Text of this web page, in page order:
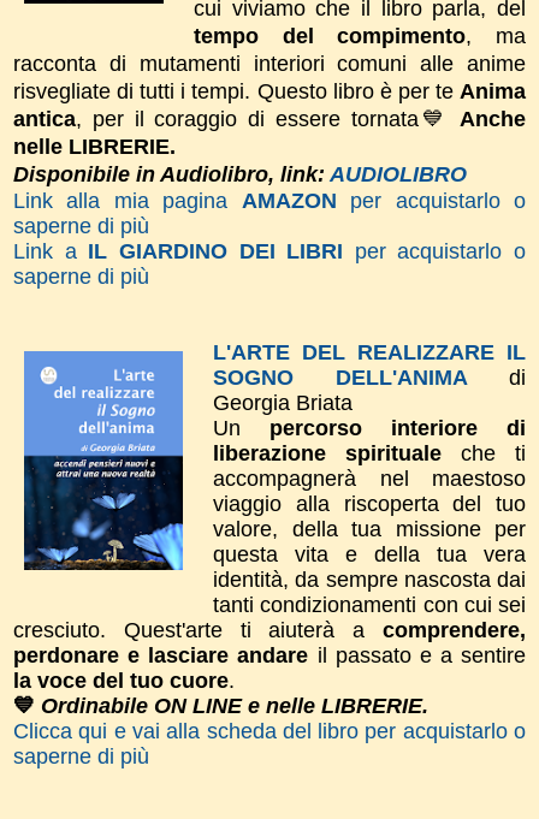
cui viviamo che il libro parla, del
tempo del compimento, ma
racconta di mutamenti interiori comuni alle anime
risvegliate di tutti i tempi. Questo libro è per te Anima
antica, per il coraggio di essere tornata💙 Anche
nelle LIBRERIE.
Disponibile in Audiolibro, link:AUDIOLIBRO
Link alla mia pagina AMAZON per acquistarlo o
saperne di più
Link a IL GIARDINO DEI LIBRI per acquistarlo o
saperne di più
L'ARTE DEL REALIZZARE IL
SOGNO DELL'ANIMA
di
Georgia Briata
Un percorso interiore di
liberazione spirituale che ti
accompagnerà nel maestoso
viaggio alla riscoperta del tuo
valore, della tua missione per
questa vita e della tua vera
identità, da sempre nascosta dai
tanti condizionamenti con cui sei
cresciuto. Quest'arte ti aiuterà a comprendere,
perdonare e lasciare andare il passato e a sentire
la voce del tuo cuore.
💙 Ordinabile ON LINE e nelle LIBRERIE.
Clicca qui e vai alla scheda del libro per acquistarlo o
saperne di più